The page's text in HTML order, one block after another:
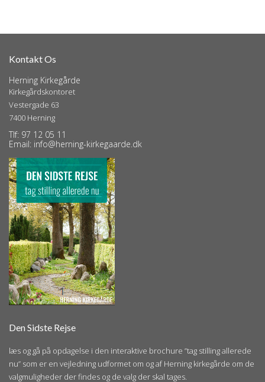
Kontakt Os
Herning Kirkegårde
Kirkegårdskontoret
Vestergade 63
7400 Herning
Tlf: 97 12 05 11
Email: info@herning-kirkegaarde.dk
Den Sidste Rejse
læs og gå på opdagelse i den interaktive brochure ”tag stilling allerede
nu” som er en vejledning udformet om og af Herning kirkegårde om de
valgmuligheder der findes og de valg der skal tages.